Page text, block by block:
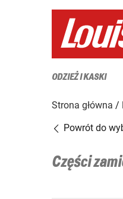
ODZIEŻ I KASKI
Strona główna
Powrót do
Części